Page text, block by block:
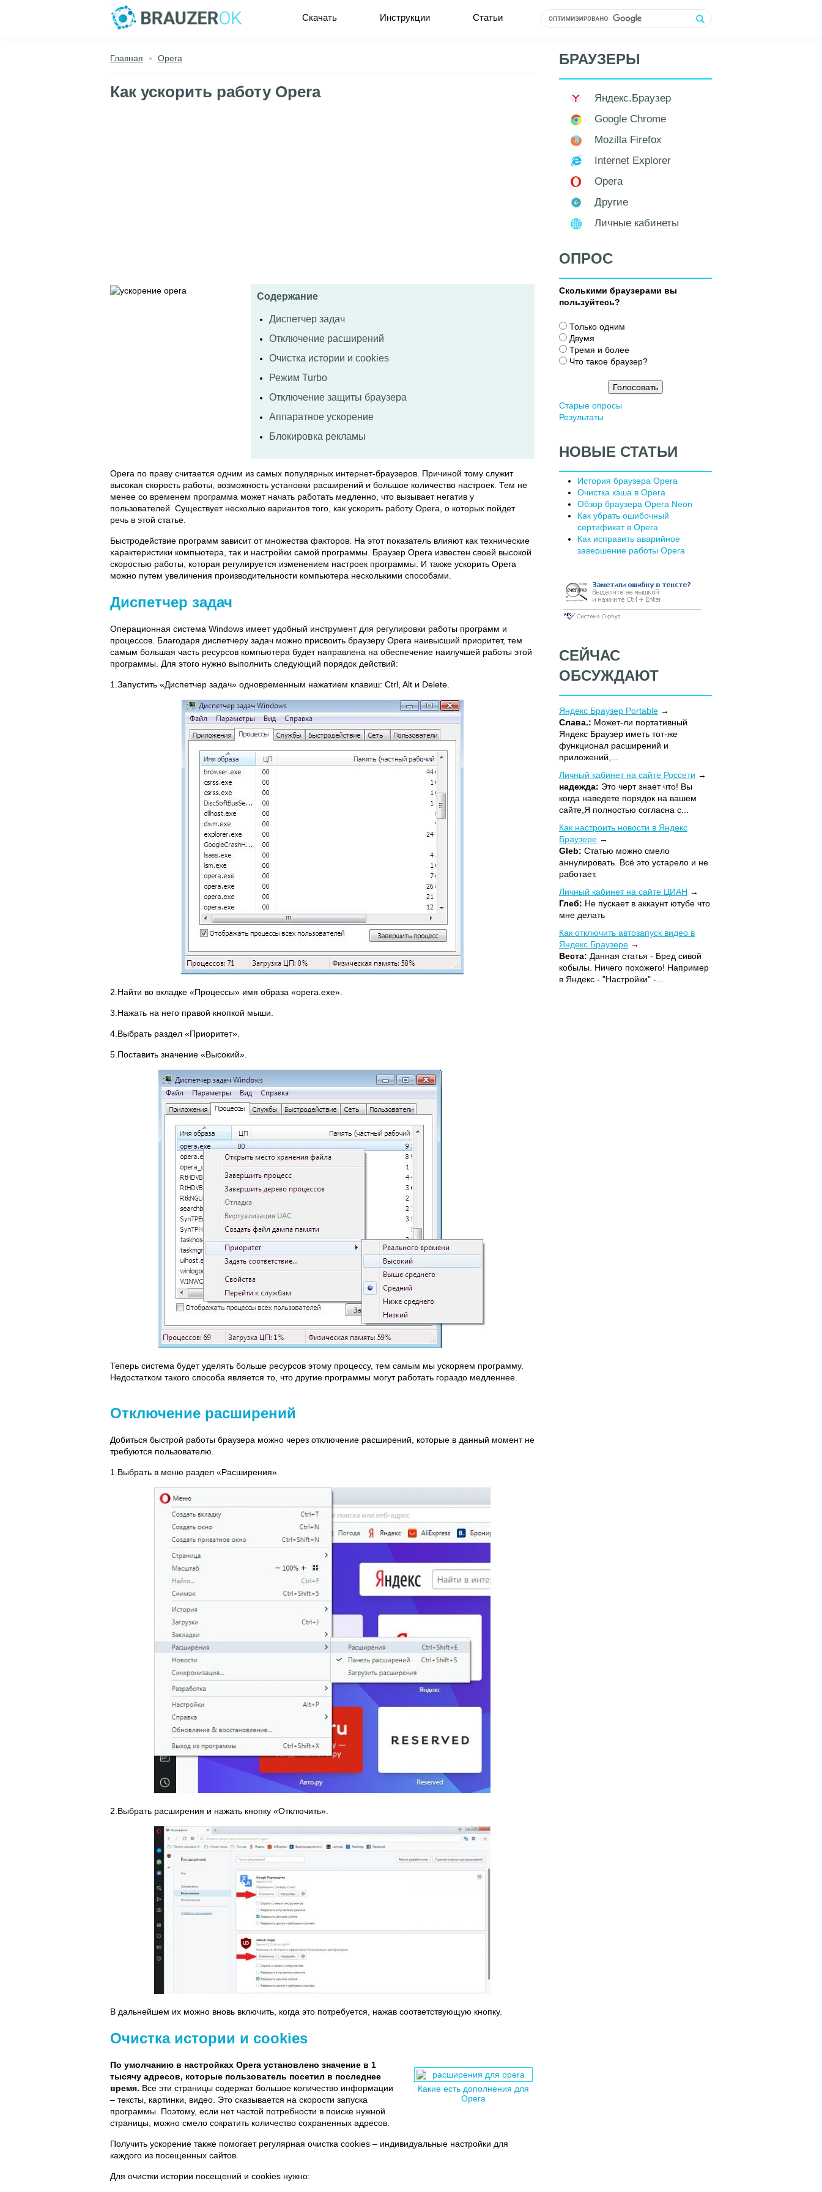
Скачать Инструкции Статьи
Главная Opera
Как ускорить работу Opera
Содержание
Диспетчер задач
Отключение расширений
Очистка истории и cookies
Режим Turbo
Отключение защиты браузера
Аппаратное ускорение
Блокировка рекламы
Opera по праву считается одним из самых популярных интернет-браузеров. Причиной тому служит
высокая скорость работы, возможность установки расширений и большое количество настроек. Тем не
менее со временем программа может начать работать медленно, что вызывает негатив у
пользователей. Существует несколько вариантов того, как ускорить работу Opera, о которых пойдет
речь в этой статье.
Быстродействие программ зависит от множества факторов. На этот показатель влияют как технические
характеристики компьютера, так и настройки самой программы. Браузер Opera известен своей высокой
скоростью работы, которая регулируется изменением настроек программы. И также ускорить Opera
можно путем увеличения производительности компьютера несколькими способами.
Диспетчер задач
Операционная система Windows имеет удобный инструмент для регулировки работы программ и
процессов. Благодаря диспетчеру задач можно присвоить браузеру Opera наивысший приоритет, тем
самым большая часть ресурсов компьютера будет направлена на обеспечение наилучшей работы этой
программы. Для этого нужно выполнить следующий порядок действий:
1.Запустить «Диспетчер задач» одновременным нажатием клавиш: Ctrl, Alt и Delete.
2.Найти во вкладке «Процессы» имя образа «opera.exe».
3.Нажать на него правой кнопкой мыши.
4.Выбрать раздел «Приоритет».
5.Поставить значение «Высокий».
Теперь система будет уделять больше ресурсов этому процессу, тем самым мы ускоряем программу.
Недостатком такого способа является то, что другие программы могут работать гораздо медленнее.
Отключение расширений
Добиться быстрой работы браузера можно через отключение расширений, которые в данный момент не
требуются пользователю.
1.Выбрать в меню раздел «Расширения».
2.Выбрать расширения и нажать кнопку «Отключить».
В дальнейшем их можно вновь включить, когда это потребуется, нажав соответствующую кнопку.
Очистка истории и cookies
Какие есть дополнения для
Opera
По умолчанию в настройках Opera установлено значение в 1
тысячу адресов, которые пользователь посетил в последнее
время. Все эти страницы содержат большое количество информации
– тексты, картинки, видео. Это сказывается на скорости запуска
программы. Поэтому, если нет частой потребности в поиске нужной
страницы, можно смело сократить количество сохраненных адресов.
Получить ускорение также помогает регулярная очистка cookies – индивидуальные настройки для
каждого из посещенных сайтов.
Для очистки истории посещений и cookies нужно:
БРАУЗЕРЫ
Яндекс.Браузер
Google Chrome
Mozilla Firefox
Internet Explorer
Opera
Другие
Личные кабинеты
ОПРОС
Сколькими браузерами вы
пользуйтесь?
В
а
р
и
ы
Только одним
Двумя
Тремя и более
Что такое браузер?
Старые опросы
Результаты
НОВЫЕ СТАТЬИ
История браузера Opera
Очистка кэша в Opera
Обзор браузера Opera Neon
Как убрать ошибочный
сертификат в Opera
Как исправить аварийное
завершение работы Opera
СЕЙЧАС
ОБСУЖДАЮТ
Яндекс Браузер Portable
Слава.: Может-ли портативный
Яндекс Браузер иметь тот-же
функционал расширений и
приложений,...
Личный кабинет на сайте Россети
надежда: Это черт знает что! Вы
когда наведете порядок на вашем
сайте,Я полностью согласна с...
Как настроить новости в Яндекс
Браузере
Gleb: Статью можно смело
аннулировать. Всё это устарело и не
работает.
Личный кабинет на сайте ЦИАН
Глеб: Не пускает в аккаунт ютубе что
мне делать
Как отключить автозапуск видео в
Яндекс Браузере
Веста: Данная статья - Бред сивой
кобылы. Ничего похожего! Например
в Яндекс - "Настройки" -...